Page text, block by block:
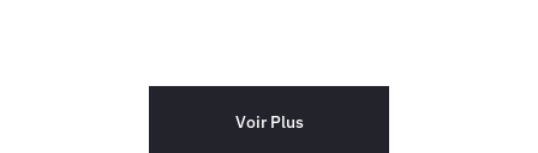
Voir Plus